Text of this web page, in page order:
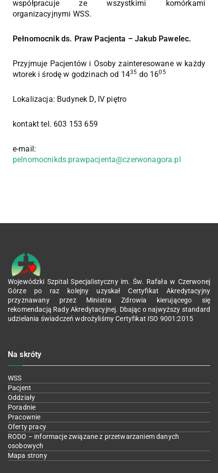
współpracuje ze wszystkimi komórkami
organizacyjnymi WSS.
Pełnomocnik ds. Praw Pacjenta – Jakub Pawelec.
Przyjmuje Pacjentów i Osoby zainteresowane w każdy
wtorek i środę w godzinach od 1435 do 1605
Lokalizacja: Budynek D, IV piętro
kontakt tel. 603 153 659
e-mail:
pelnomocnikds.prawpacjenta@czerwonagora.pl
Wojewódzki Szpital Specjalistyczny im. Św. Rafała w Czerwonej
Górze po raz kolejny uzyskał Certyfikat Akredytacyjny
przyznawany przez Ministra Zdrowia kierującego się
rekomendacją Rady Akredytacyjnej. Dbając o najwyższy standard
udzielania świadczeń wdrożyliśmy Certyfikat ISO 9001:2015
Na skróty
WSS
Pacjent
Oddziały
Poradnie
Pracownie
Oferty pracy
RODO – informacje związane z przetwarzaniem danych
osobowych
Mapa strony